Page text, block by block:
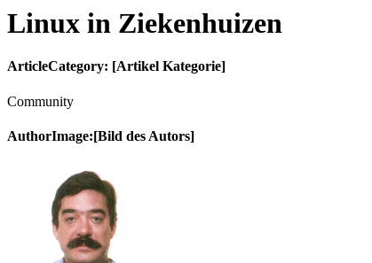
Linux in Ziekenhuizen
ArticleCategory: [Artikel Kategorie]
Community
AuthorImage:[Bild des Autors]